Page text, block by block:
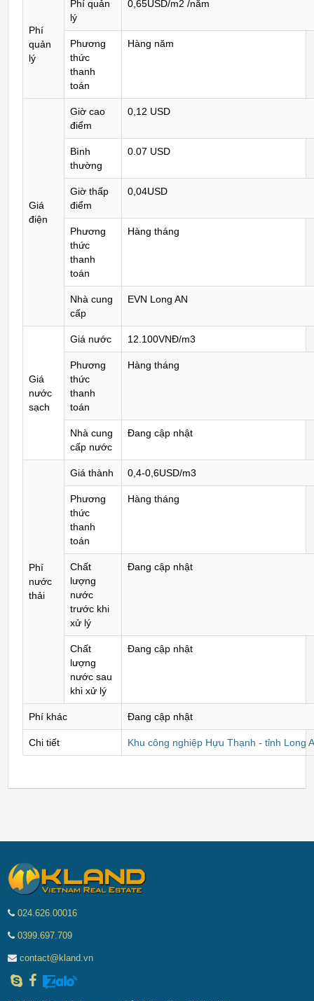
Phí
quản
lý
Phí quản
lý
0,65USD/m2 /năm
Phương
thức
thanh
toán
Hàng năm
Giá
điện
Giờ cao
điểm
0,12 USD
Bình
thường
0.07 USD
Giờ thấp
điểm
0,04USD
Phương
thức
thanh
toán
Hàng tháng
Nhà cung
cấp
EVN Long AN
Giá
nước
sạch
Giá nước 12.100VNĐ/m3
Phương
thức
thanh
toán
Hàng tháng
Nhà cung
cấp nước
Đang cập nhật
Phí
nước
thải
Giá thành 0,4-0,6USD/m3
Phương
thức
thanh
toán
Hàng tháng
Chất
lượng
nước
trước khi
xử lý
Đang cập nhật
Chất
lượng
nước sau
khi xử lý
Đang cập nhật
Phí khác Đang cập nhật
Chi tiết Khu công nghiệp Hựu Thạnh - tỉnh Long
024.626.00016
0399.697.709
contact@kland.vn